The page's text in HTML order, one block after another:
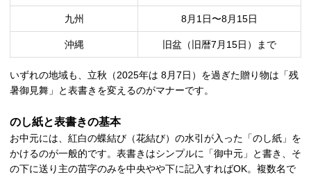
九州 8月1日〜8月15日
沖縄 旧盆（旧暦7月15日）まで
いずれの地域も、立秋（2025年は 8月7日）を過ぎた贈り物は「残
暑御見舞」と表書きを変えるのがマナーです。
のし紙と表書きの基本
お中元には、紅白の蝶結び（花結び）の水引が入った「のし紙」を
かけるのが一般的です。表書きはシンプルに「御中元」と書き、そ
の下に送り主の苗字のみを中央やや下に記入すればOK。複数名で